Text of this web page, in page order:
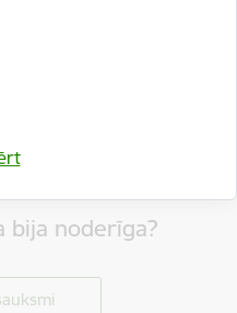
bija noderīga?